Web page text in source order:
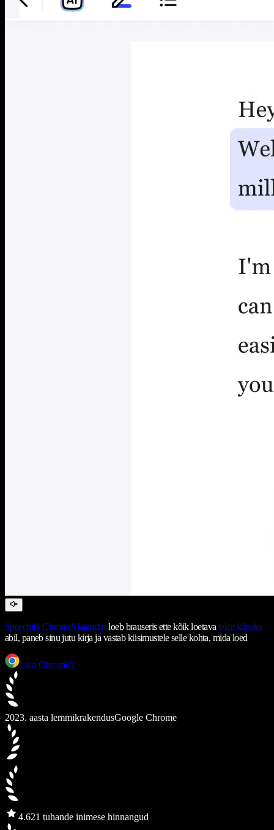
Speechify Chrome'i laiendusloeb brauseris ette kõik loetava tekst kõneks
abil, paneb sinu jutu kirja ja vastab küsimustele selle kohta, mida loed
Lisa Chrome'i
2023. aasta lemmikrakendusGoogle Chrome
4.621 tuhande inimese hinnangud